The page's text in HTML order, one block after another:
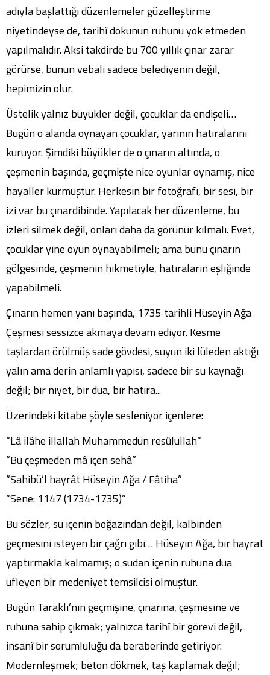
adıyla başlattığı düzenlemeler güzelleştirme
niyetindeyse de, tarihî dokunun ruhunu yok etmeden
yapılmalıdır. Aksi takdirde bu 700 yıllık çınar zarar
görürse, bunun vebali sadece belediyenin değil,
hepimizin olur.
Üstelik yalnız büyükler değil, çocuklar da endişeli…
Bugün o alanda oynayan çocuklar, yarının hatıralarını
kuruyor. Şimdiki büyükler de o çınarın altında, o
çeşmenin başında, geçmişte nice oyunlar oynamış, nice
hayaller kurmuştur. Herkesin bir fotoğrafı, bir sesi, bir
izi var bu çınardibinde. Yapılacak her düzenleme, bu
izleri silmek değil, onları daha da görünür kılmalı. Evet,
çocuklar yine oyun oynayabilmeli; ama bunu çınarın
gölgesinde, çeşmenin hikmetiyle, hatıraların eşliğinde
yapabilmeli.
Çınarın hemen yanı başında, 1735 tarihli Hüseyin Ağa
Çeşmesi sessizce akmaya devam ediyor. Kesme
taşlardan örülmüş sade gövdesi, suyun iki lüleden aktığı
yalın ama derin anlamlı yapısı, sadece bir su kaynağı
değil; bir niyet, bir dua, bir hatıra...
Üzerindeki kitabe şöyle sesleniyor içenlere:
“Lâ ilâhe illallah Muhammedün resûlullah”
“Bu çeşmeden mâ içen sehâ”
“Sahibü’l hayrât Hüseyin Ağa / Fâtiha”
“Sene: 1147 (1734-1735)”
Bu sözler, su içenin boğazından değil, kalbinden
geçmesini isteyen bir çağrı gibi… Hüseyin Ağa, bir hayrat
yaptırmakla kalmamış; o sudan içenin ruhuna dua
üfleyen bir medeniyet temsilcisi olmuştur.
Bugün Taraklı’nın geçmişine, çınarına, çeşmesine ve
ruhuna sahip çıkmak; yalnızca tarihî bir görevi değil,
insanî bir sorumluluğu da beraberinde getiriyor.
Modernleşmek; beton dökmek, taş kaplamak değil;